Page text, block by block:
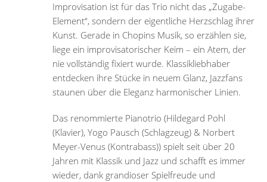
Improvisation ist für das Trio nicht das „Zugabe-
Element“, sondern der eigentliche Herzschlag ihrer
Kunst. Gerade in Chopins Musik, so erzählen sie,
liege ein improvisatorischer Keim – ein Atem, der
nie vollständig fixiert wurde. Klassikliebhaber
entdecken ihre Stücke in neuem Glanz, Jazzfans
staunen über die Eleganz harmonischer Linien.
Das renommierte Pianotrio (Hildegard Pohl
(Klavier), Yogo Pausch (Schlagzeug) & Norbert
Meyer-Venus (Kontrabass)) spielt seit über 20
Jahren mit Klassik und Jazz und schafft es immer
wieder, dank grandioser Spielfreude und